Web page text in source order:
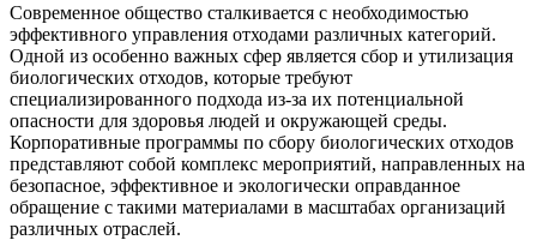
Современное общество сталкивается с необходимостью
эффективного управления отходами различных категорий.
Одной из особенно важных сфер является сбор и утилизация
биологических отходов, которые требуют
специализированного подхода из-за их потенциальной
опасности для здоровья людей и окружающей среды.
Корпоративные программы по сбору биологических отходов
представляют собой комплекс мероприятий, направленных на
безопасное, эффективное и экологически оправданное
обращение с такими материалами в масштабах организаций
различных отраслей.